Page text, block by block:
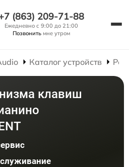
(863) 209-71-88
Ежедневно с 9:00 до 21:00
Позвонить мне утром
Каталог устройств
клавиш